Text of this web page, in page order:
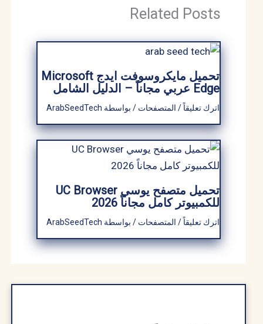
Related Posts
تحميل مايكروسوفت ايدج Microsoft
Edge عربي مجاناً – الدليل الشامل
اترك تعليقاً/ المتصفحات/ بواسطةArabSeedTech
تحميل متصفح يوسي UC Browser
للكمبيوتر كامل مجاناً 2026
اترك تعليقاً/ المتصفحات/ بواسطةArabSeedTech